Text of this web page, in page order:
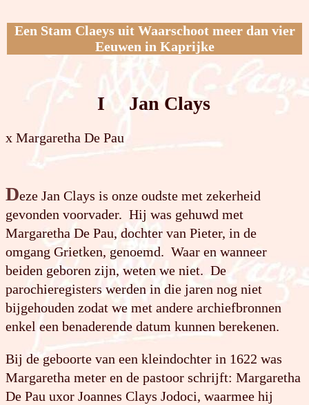
Een Stam Claeys uit Waarschoot meer dan vier
Eeuwen in Kaprijke
I Jan Clays
x Margaretha De Pau
Deze Jan Clays is onze oudste met zekerheid
gevonden voorvader. Hij was gehuwd met
Margaretha De Pau, dochter van Pieter, in de
omgang Grietken, genoemd. Waar en wanneer
beiden geboren zijn, weten we niet. De
parochieregisters werden in die jaren nog niet
bijgehouden zodat we met andere archiefbronnen
enkel een benaderende datum kunnen berekenen.
Bij de geboorte van een kleindochter in 1622 was
Margaretha meter en de pastoor schrijft: Margaretha
De Pau uxor Joannes Clays Jodoci, waarmee hij